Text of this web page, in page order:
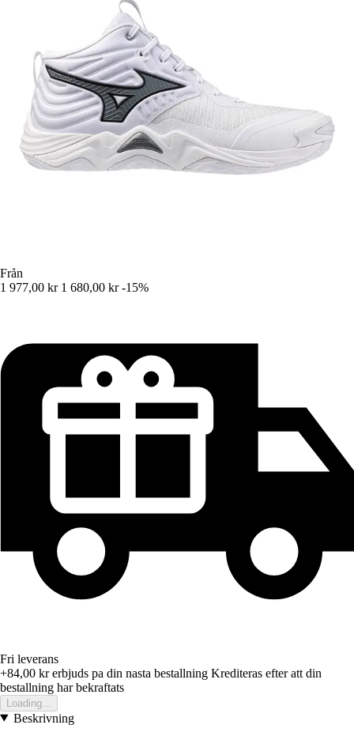
Från
1 977,00 kr 1 680,00 kr -15%
Fri leverans
+84,00 krerbjuds pa din nasta bestallning Krediteras efter att din
bestallning har bekraftats
Loading...
Beskrivning